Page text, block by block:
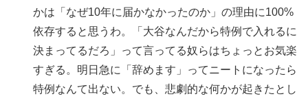
かは「なぜ10年に届かなかったのか」の理由に100%
依存すると思うわ。「大谷なんだから特例で入れるに
決まってるだろ」って言ってる奴らはちょっとお気楽
すぎる。明日急に「辞めます」ってニートになったら
特例なんて出ない。でも、悲劇的な何かが起きたとし